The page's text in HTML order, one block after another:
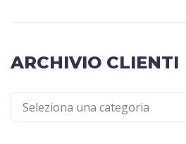
ARCHIVIO CLIENTI